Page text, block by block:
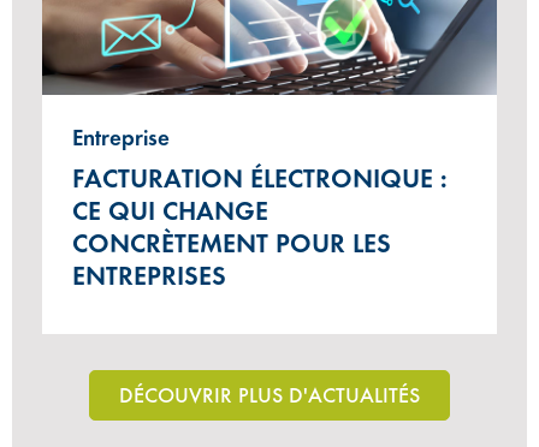
Entreprise
FACTURATION ÉLECTRONIQUE :
CE QUI CHANGE
CONCRÈTEMENT POUR LES
ENTREPRISES
DÉCOUVRIR PLUS D'ACTUALITÉS